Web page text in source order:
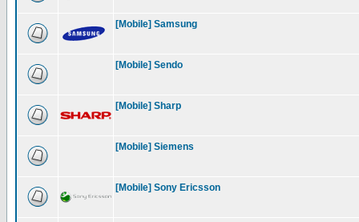
[Mobile] Samsung
[Mobile] Sendo
[Mobile] Sharp
[Mobile] Siemens
[Mobile] Sony Ericsson